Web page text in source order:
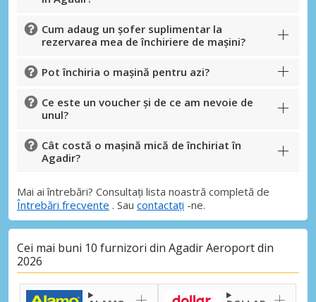
Cum adaug un șofer suplimentar la
rezervarea mea de închiriere de mașini?
Pot închiria o mașină pentru azi?
Ce este un voucher și de ce am nevoie de
unul?
Cât costă o mașină mică de închiriat în
Agadir?
Mai ai întrebări? Consultați lista noastră completă de
Întrebări frecvente . Sau contactați -ne.
Cei mai buni 10 furnizori din Agadir Aeroport din
2026